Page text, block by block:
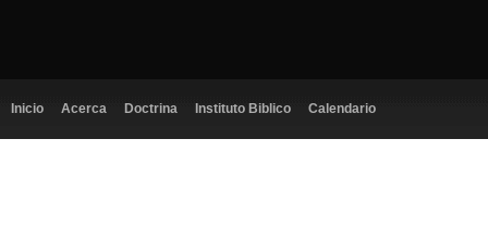
Inicio Acerca Doctrina Instituto Biblico Calendario